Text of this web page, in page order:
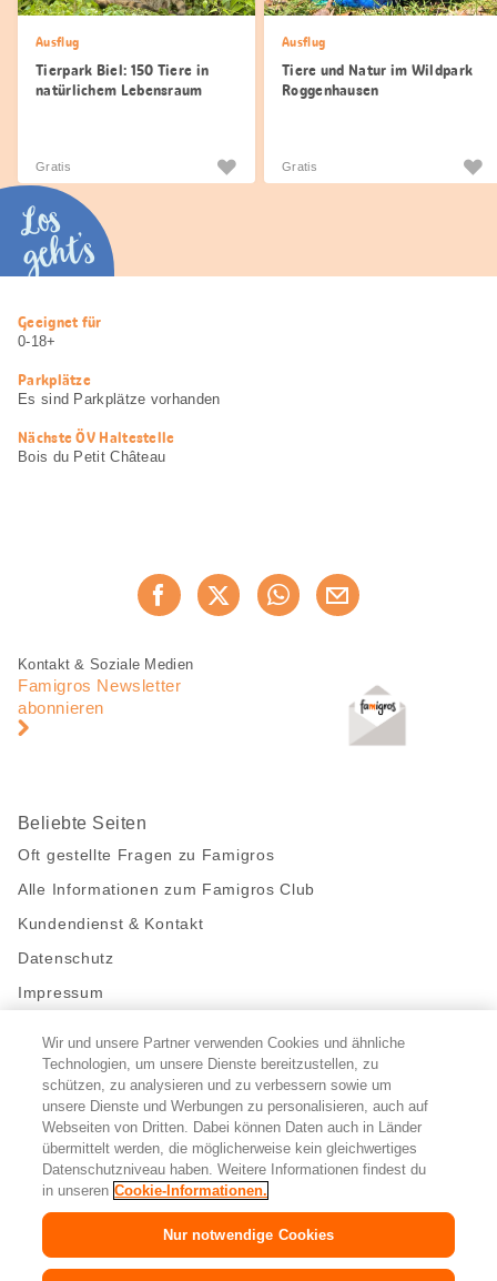
Ausflug
Tierpark Biel: 150 Tiere in
natürlichem Lebensraum
Gratis
Ausflug
Tiere und Natur im Wildpark
Roggenhausen
Gratis
Los
geht’s
Nützliche
Informationen
Geeignet für
0-18+
Parkplätze
Es sind Parkplätze vorhanden
Nächste ÖV Haltestelle
Bois du Petit Château
Jetzt weiterempfehlen
Fusszeile
Fusszeile
Navigation
Kontakt & Soziale Medien
Famigros Newsletter
abonnieren
Beliebte Seiten
Oft gestellte Fragen zu Famigros
Alle Informationen zum Famigros Club
Kundendienst & Kontakt
Datenschutz
Impressum
Bleibe mit uns in Kontakt
Facebook
https://twitter.com/migros
https://www.youtube.com/user/
PinterestInstagram
Cookie-Einstellungen
FR IT
Wir und unsere Partner verwenden Cookies und ähnliche
Technologien, um unsere Dienste bereitzustellen, zu
schützen, zu analysieren und zu verbessern sowie um
unsere Dienste und Werbungen zu personalisieren, auch auf
Webseiten von Dritten. Dabei können Daten auch in Länder
übermittelt werden, die möglicherweise kein gleichwertiges
Datenschutzniveau haben. Weitere Informationen findest du
in unseren Cookie-Informationen.
Nur notwendige Cookies